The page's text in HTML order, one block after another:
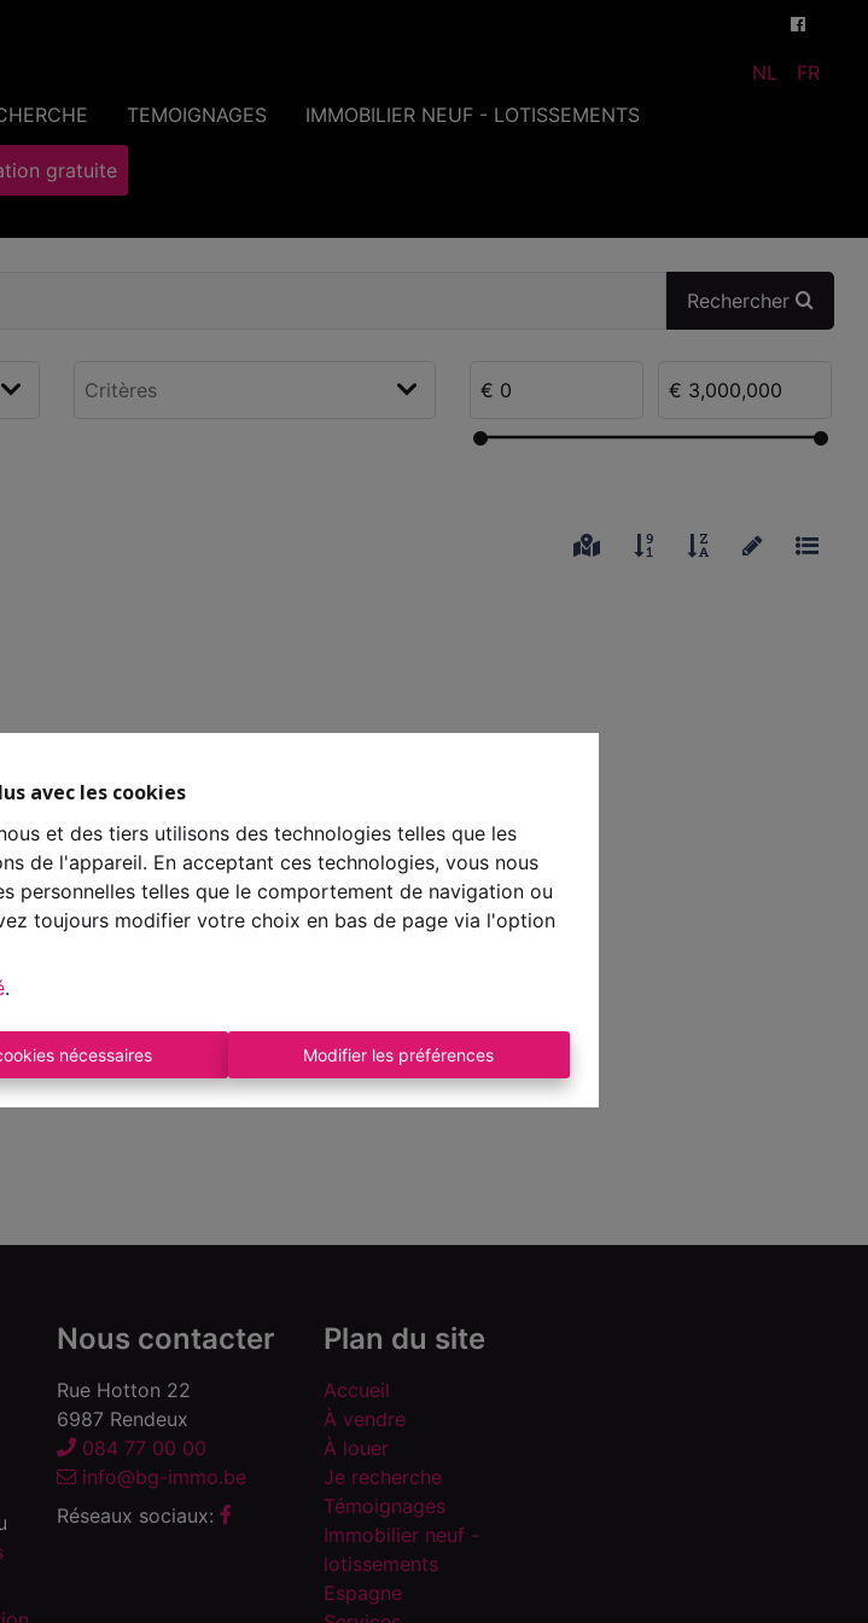
avec les cookies
et des tiers utilisons des technologies telles que les
de l'appareil. En acceptant ces technologies, vous nous
personnelles telles que le comportement de navigation ou
toujours modifier votre choix en bas de page via l'option
.
nécessaires Modifier les préférences
TEMOIGNAGES IMMOBILIER NEUF - LOTISSEMENTS
gratuite
NL FR
Rechercher
Nous contacter
Rue Hotton 22
6987 Rendeux
084 77 00 00
info@bg-immo.be
Réseaux sociaux:
Plan du site
Accueil
À vendre
À louer
Je recherche
Témoignages
Immobilier neuf -
lotissements
Espagne